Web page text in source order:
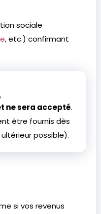
sociale
, etc.) confirmant
ne sera accepté.
être fournis dès
possible).
si vos revenus